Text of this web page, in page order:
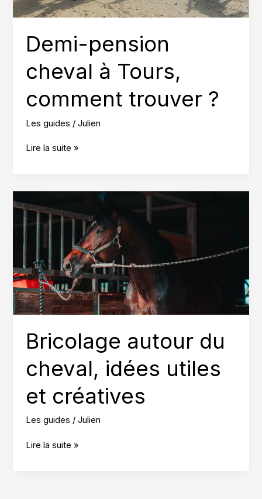
Demi-pension
cheval à Tours,
comment trouver ?
Les guides /Julien
Demi-
comment
trouver
Lire la suite »
Bricolage autour du
cheval, idées utiles
et créatives
Les guides /Julien
Bricolage
Lire la suite »